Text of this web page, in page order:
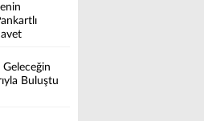
Geleceğin
Buluştu